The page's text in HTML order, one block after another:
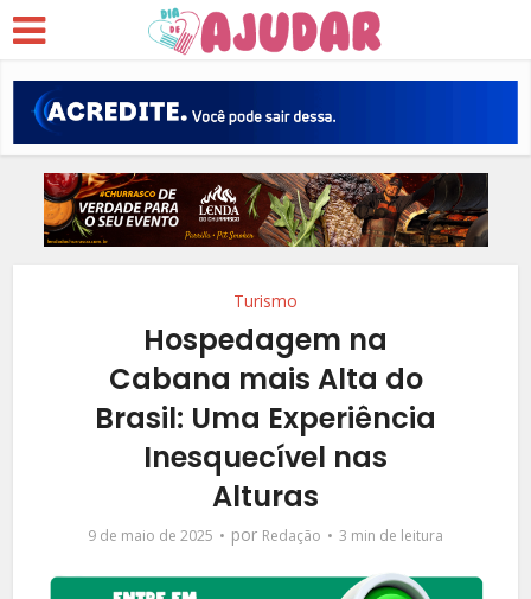
Turismo
Hospedagem na
Cabana mais Alta do
Brasil: Uma Experiência
Inesquecível nas
Alturas
9 de maio de 2025 por Redação 3 min de leitura